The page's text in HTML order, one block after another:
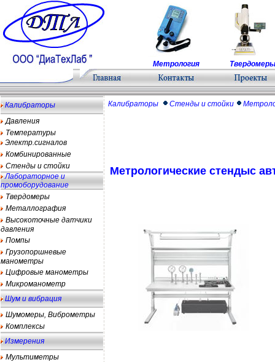
Метрология Твердомеры
Калибраторы
Давления
Температуры
Электр.сигналов
Комбинированные
Стенды и стойки
Лабораторное и
промоборудование
Твердомеры
Металлография
Высокоточные датчики
давления
Помпы
Грузопоршневые
манометры
Цифровые манометры
Микроманометр
Шум и вибрация
Шумомеры, Виброметры
Комплексы
Измерения
Мультиметры
Калибраторы Стенды и стойки
Метрологические стендыс